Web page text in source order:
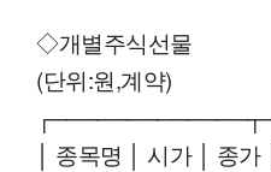
◇개별주식선물
(단위:원,계약)
│ 종목명 │ 시가 │ 종